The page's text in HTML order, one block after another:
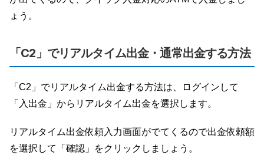
ょう。
「C2」でリアルタイム出金・通常出金する方法
「C2」でリアルタイム出金する方法は、ログインして
「入出金」からリアルタイム出金を選択します。
リアルタイム出金依頼入力画面がでてくるので出金依頼額
を選択して「確認」をクリックしましょう。